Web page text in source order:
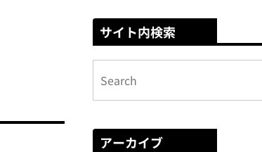
サイト内検索
アーカイブ